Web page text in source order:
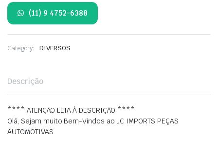
preço
original
era:
preço
atual
é:
(11) 9 4752-6388
Category: DIVERSOS
Descrição
**** ATENÇÃO LEIA À DESCRIÇÃO ****
Olá, Sejam muito Bem-Vindos ao JC IMPORTS PEÇAS
AUTOMOTIVAS.